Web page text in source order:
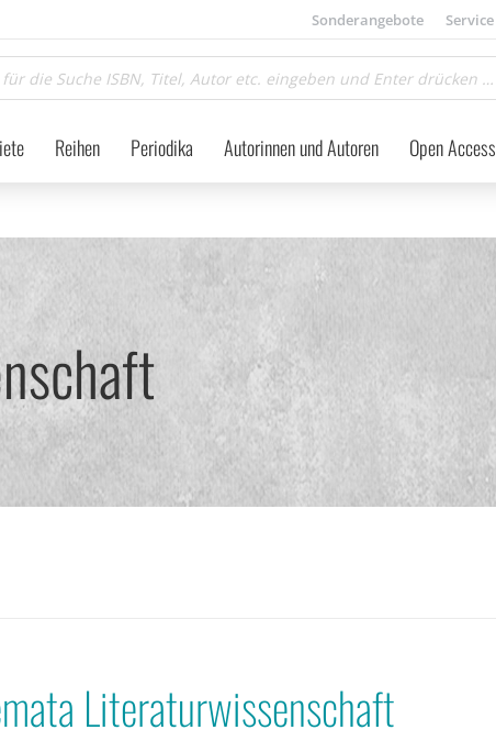
Sonderangebote Service
Reihen Periodika Autorinnen und Autoren Open Access
Literaturwissenschaft